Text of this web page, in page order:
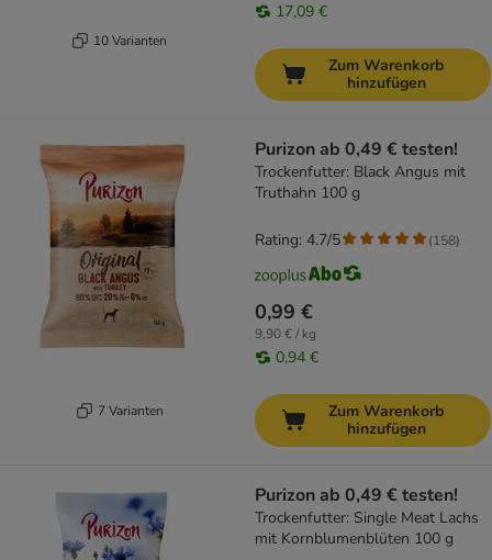
10 Varianten
17,09 €
Zum Warenkorb
hinzufügen
7 Varianten
Purizon ab 0,49 € testen!
Trockenfutter: Black Angus mit
Truthahn 100 g
0,99 €
9,90 € / kg
0,94 €
Rating: 4.7/5 (158)
Zum Warenkorb
hinzufügen
Purizon ab 0,49 € testen!
Trockenfutter: Single Meat Lachs
mit Kornblumenblüten 100 g